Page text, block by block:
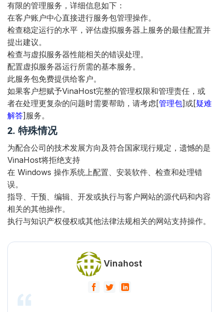
有限的管理服务，详细信息如下：
在客户账户中心直接进行服务包管理操作。
检查稳定运行的水平，评估虚拟服务器上服务的最佳配置并
提出建议。
检查与虚拟服务器性能相关的错误处理。
配置虚拟服务器运行所需的基本服务。
此服务包免费提供给客户。
如果客户想赋予VinaHost完整的管理权限和管理责任，或
者在处理更复杂的问题时需要帮助，请考虑[管理包]或[疑难
解答]服务。
2. 特殊情况
为配合公司的技术发展方向及符合国家现行规定，遗憾的是
VinaHost将拒绝支持
在 Windows 操作系统上配置、安装软件、检查和处理错
误。
指导、干预、编辑、开发或执行与客户网站的源代码和内容
相关的其他操作。
执行与知识产权侵权或其他法律法规相关的网站支持操作。
Vinahost